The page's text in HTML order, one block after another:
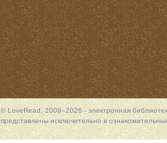
© LoveRead, 2009–2026 - электронная
представлены исключительно в